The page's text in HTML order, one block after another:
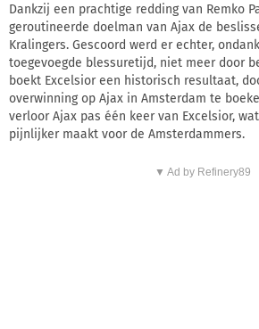
Dankzij een prachtige redding van Remko
geroutineerde doelman van Ajax de
Kralingers. Gescoord werd er echter,
toegevoegde blessuretijd, niet meer door
boekt Excelsior een historisch resultaat,
overwinning op Ajax in Amsterdam te
verloor Ajax pas één keer van Excelsior,
pijnlijker maakt voor de Amsterdammers.
▼ Ad by Refinery89